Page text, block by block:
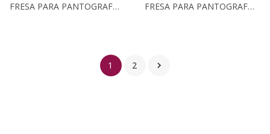
FRESA PARA PANTOGRAFO Z2+1 HW D:24X30x70...
FRESA PARA PANTOGRAFO Z2+1 HW S:8x50...
1 2 